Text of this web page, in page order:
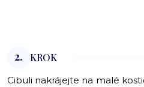
2. KROK
Cibuli nakrájejte na malé